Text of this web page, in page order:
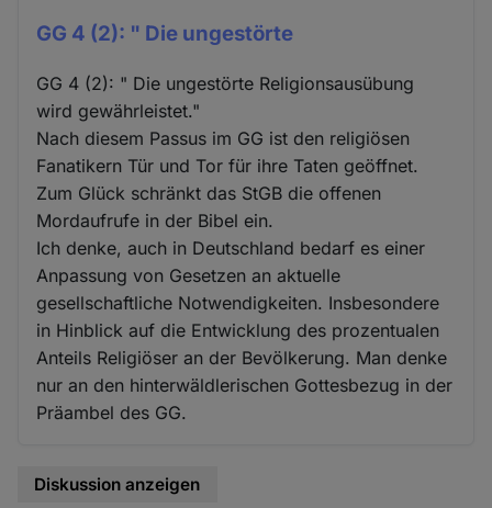
GG 4 (2): " Die ungestörte
GG 4 (2): " Die ungestörte Religionsausübung
wird gewährleistet."
Nach diesem Passus im GG ist den religiösen
Fanatikern Tür und Tor für ihre Taten geöffnet.
Zum Glück schränkt das StGB die offenen
Mordaufrufe in der Bibel ein.
Ich denke, auch in Deutschland bedarf es einer
Anpassung von Gesetzen an aktuelle
gesellschaftliche Notwendigkeiten. Insbesondere
in Hinblick auf die Entwicklung des prozentualen
Anteils Religiöser an der Bevölkerung. Man denke
nur an den hinterwäldlerischen Gottesbezug in der
Präambel des GG.
Diskussion anzeigen